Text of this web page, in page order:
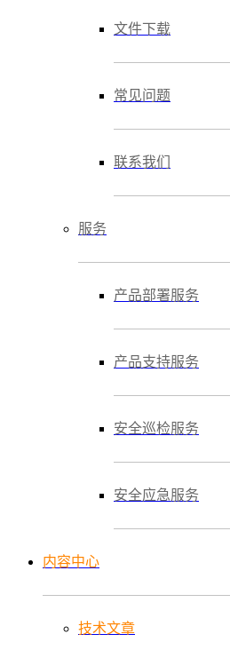
文件下载
常见问题
联系我们
服务
产品部署服务
产品支持服务
安全巡检服务
安全应急服务
内容中心
技术文章